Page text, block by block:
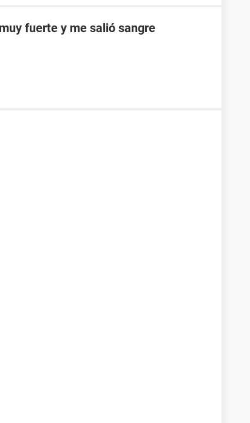
fuerte y me salió sangre